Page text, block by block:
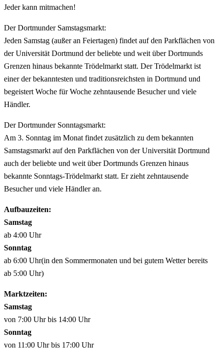
Jeder kann mitmachen!
Der Dortmunder Samstagsmarkt:
Jeden Samstag (außer an Feiertagen) findet auf den Parkflächen von
der Universität Dortmund der beliebte und weit über Dortmunds
Grenzen hinaus bekannte Trödelmarkt statt. Der Trödelmarkt ist
einer der bekanntesten und traditionsreichsten in Dortmund und
begeistert Woche für Woche zehntausende Besucher und viele
Händler.
Der Dortmunder Sonntagsmarkt:
Am 3. Sonntag im Monat findet zusätzlich zu dem bekannten
Samstagsmarkt auf den Parkflächen von der Universität Dortmund
auch der beliebte und weit über Dortmunds Grenzen hinaus
bekannte Sonntags-Trödelmarkt statt. Er zieht zehntausende
Besucher und viele Händler an.
Aufbauzeiten:
Samstag
ab 4:00 Uhr
Sonntag
ab 6:00 Uhr(in den Sommermonaten und bei gutem Wetter bereits
ab 5:00 Uhr)
Marktzeiten:
Samstag
von 7:00 Uhr bis 14:00 Uhr
Sonntag
von 11:00 Uhr bis 17:00 Uhr